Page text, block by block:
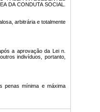
DA CONDUTA SOCIAL.
arbitrária e totalmente
a aprovação da Lei n.
indivíduos, portanto,
penas mínima e máxima